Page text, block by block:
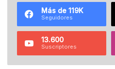
Más de 119K
Seguidores
13.600
Suscriptores